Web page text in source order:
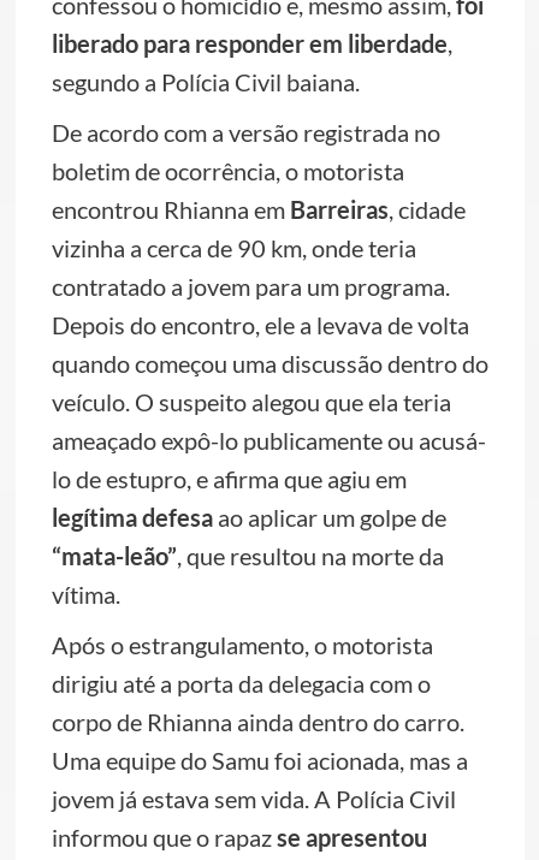
liberado para responder em liberdade,
segundo a Polícia Civil baiana.
De acordo com a versão registrada no
boletim de ocorrência, o motorista
encontrou Rhianna em Barreiras, cidade
vizinha a cerca de 90 km, onde teria
contratado a jovem para um programa.
Depois do encontro, ele a levava de volta
quando começou uma discussão dentro do
veículo. O suspeito alegou que ela teria
ameaçado expô-lo publicamente ou acusá-
lo de estupro, e afirma que agiu em
legítima defesaao aplicar um golpe de
“mata-leão”, que resultou na morte da
vítima.
Após o estrangulamento, o motorista
dirigiu até a porta da delegacia com o
corpo de Rhianna ainda dentro do carro.
Uma equipe do Samu foi acionada, mas a
jovem já estava sem vida. A Polícia Civil
informou que o rapazse apresentou